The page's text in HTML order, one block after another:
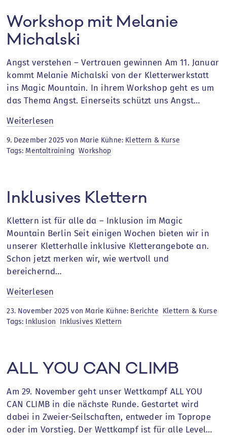
Workshop mit Melanie
Michalski
Angst verstehen – Vertrauen gewinnen Am 11. Januar
kommt Melanie Michalski von der Kletterwerkstatt
ins Magic Mountain. In ihrem Workshop geht es um
das Thema Angst. Einerseits schützt uns Angst…
Weiterlesen
mit
Melanie
9. Dezember 2025 von Marie Kühne: Klettern & Kurse
Tags: Mentaltraining Workshop
Inklusives Klettern
Klettern ist für alle da – Inklusion im Magic
Mountain Berlin Seit einigen Wochen bieten wir in
unserer Kletterhalle inklusive Kletterangebote an.
Schon jetzt merken wir, wie wertvoll und
bereichernd…
Weiterlesen
Klettern
23. November 2025 von Marie Kühne: Berichte Klettern & Kurse
Tags: Inklusion Inklusives Klettern
ALL YOU CAN CLIMB
Am 29. November geht unser Wettkampf ALL YOU
CAN CLIMB in die nächste Runde. Gestartet wird
dabei in Zweier-Seilschaften, entweder im Toprope
oder im Vorstieg. Der Wettkampf ist für alle Level…